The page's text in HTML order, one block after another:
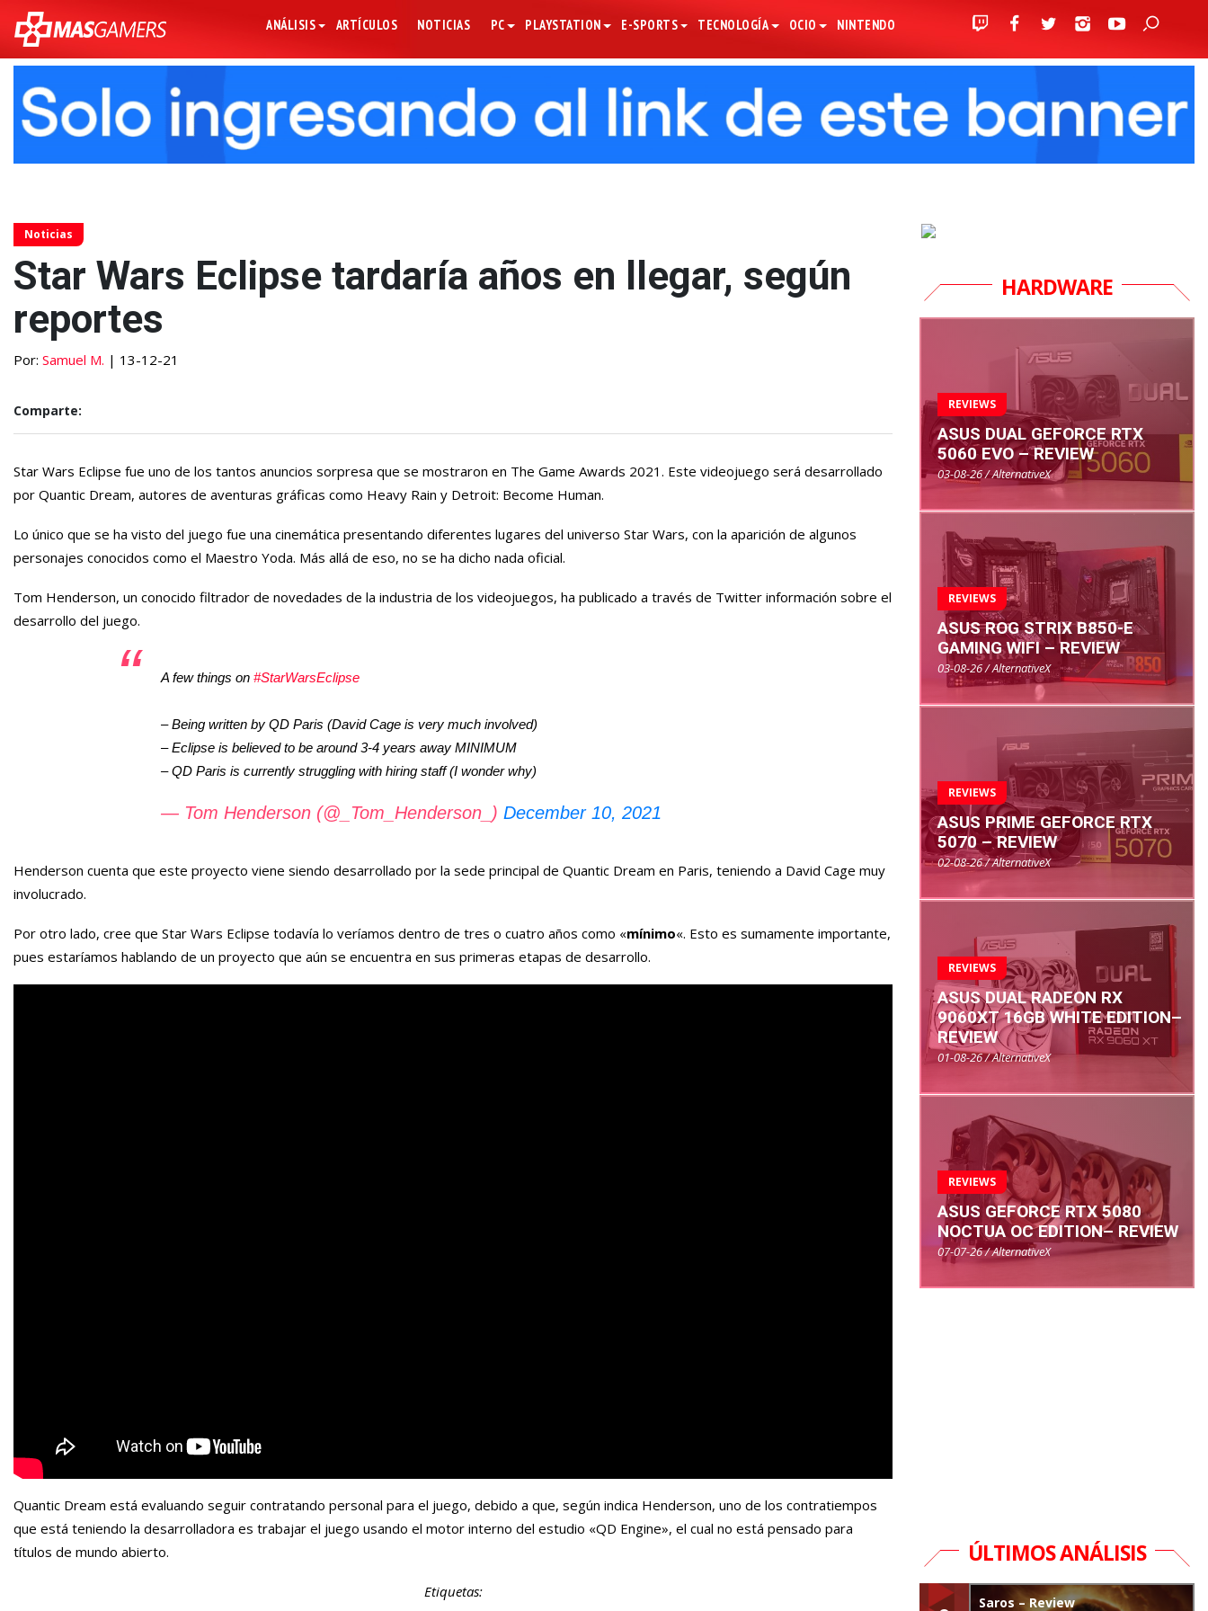
ANÁLISIS ARTÍCULOS NOTICIAS PC PLAYSTATION E-SPORTS TECNOLOGÍA OCIO NINTENDO
Noticias
Star Wars Eclipse tardaría años en llegar, según
reportes
Por: Samuel M. | 13-12-21
Comparte:
Star Wars Eclipse fue uno de los tantos anuncios sorpresa que se mostraron en The Game Awards 2021. Este videojuego será desarrollado
por Quantic Dream, autores de aventuras gráficas como Heavy Rain y Detroit: Become Human.
Lo único que se ha visto del juego fue una cinemática presentando diferentes lugares del universo Star Wars, con la aparición de algunos
personajes conocidos como el Maestro Yoda. Más allá de eso, no se ha dicho nada oficial.
Tom Henderson, un conocido filtrador de novedades de la industria de los videojuegos, ha publicado a través de Twitter información sobre el
desarrollo del juego.
A few things on #StarWarsEclipse
– Being written by QD Paris (David Cage is very much involved)
– Eclipse is believed to be around 3-4 years away MINIMUM
– QD Paris is currently struggling with hiring staff (I wonder why)
— Tom Henderson (@_Tom_Henderson_) December 10, 2021
Henderson cuenta que este proyecto viene siendo desarrollado por la sede principal de Quantic Dream en Paris, teniendo a David Cage muy
involucrado.
Por otro lado, cree que Star Wars Eclipse todavía lo veríamos dentro de tres o cuatro años como «mínimo«. Esto es sumamente importante,
pues estaríamos hablando de un proyecto que aún se encuentra en sus primeras etapas de desarrollo.
Quantic Dream está evaluando seguir contratando personal para el juego, debido a que, según indica Henderson, uno de los contratiempos
que está teniendo la desarrolladora es trabajar el juego usando el motor interno del estudio «QD Engine», el cual no está pensado para
títulos de mundo abierto.
Etiquetas:
HARDWARE
REVIEWS
ASUS DUAL GEFORCE RTX
5060 EVO – REVIEW
03-08-26 / AlternativeX
REVIEWS
ASUS ROG STRIX B850-E
GAMING WIFI – REVIEW
03-08-26 / AlternativeX
REVIEWS
ASUS PRIME GEFORCE RTX
5070 – REVIEW
02-08-26 / AlternativeX
REVIEWS
ASUS DUAL RADEON RX
9060XT 16GB WHITE EDITION–
REVIEW
01-08-26 / AlternativeX
REVIEWS
ASUS GEFORCE RTX 5080
NOCTUA OC EDITION– REVIEW
07-07-26 / AlternativeX
ÚLTIMOS ANÁLISIS
Saros – Review